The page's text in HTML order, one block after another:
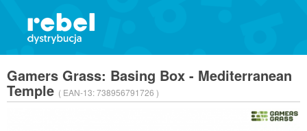
Gamers Grass: Basing Box - Mediterranean
Temple ( EAN-13:738956791726 )